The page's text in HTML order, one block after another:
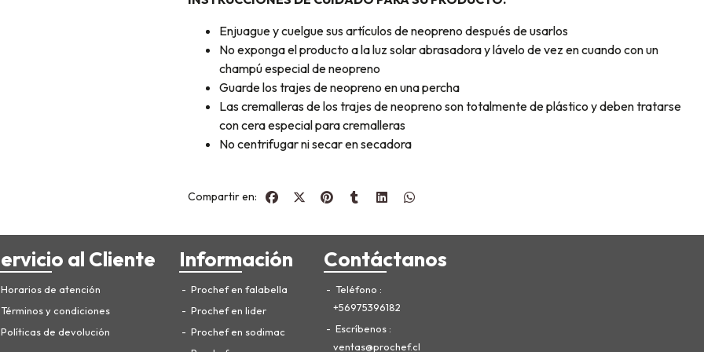
Enjuague y cuelgue sus artículos de neopreno después de usarlos
No exponga el producto a la luz solar abrasadora y lávelo de vez en cuando con un
champú especial de neopreno
Guarde los trajes de neopreno en una percha
Las cremalleras de los trajes de neopreno son totalmente de plástico y deben tratarse
con cera especial para cremalleras
No centrifugar ni secar en secadora
Compartir en:
al Cliente
de atención
y condiciones
de devolución
Información
Prochef en falabella
Prochef en lider
Prochef en sodimac
Contáctanos
Teléfono
+56975396182
Escríbenos
ventas@prochef.cl